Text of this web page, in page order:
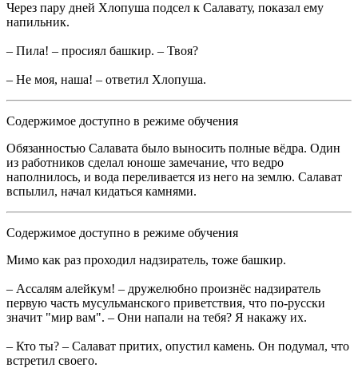
Через пару дней Хлопуша подсел к Салавату, показал ему
напильник.
– Пила! – просиял башкир. – Твоя?
– Не моя, наша! – ответил Хлопуша.
Содержимое доступно в режиме обучения
Обязанностью Салавата было выносить полные вёдра. Один
из работников сделал юноше замечание, что ведро
наполнилось, и вода переливается из него на землю. Салават
вспылил, начал кидаться камнями.
Содержимое доступно в режиме обучения
Мимо как раз проходил надзиратель, тоже башкир.
– Ассалям алейкум! – дружелюбно произнёс надзиратель
первую часть мусульманского приветствия, что по-русски
значит "мир вам". – Они напали на тебя? Я накажу их.
– Кто ты? – Салават притих, опустил камень. Он подумал, что
встретил своего.